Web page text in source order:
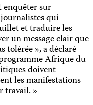
enquêter sur
journalistes qui
et traduire les
un message clair que
tolérée », a déclaré
Afrique du
doivent
les manifestations
travail. »